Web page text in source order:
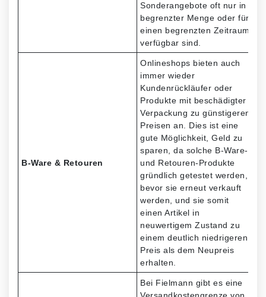
Sonderangebote oft nur in
begrenzter Menge oder für
einen begrenzten Zeitraum
verfügbar sind.
B-Ware & Retouren
Onlineshops bieten auch
immer wieder
Kundenrückläufer oder
Produkte mit beschädigter
Verpackung zu günstigeren
Preisen an. Dies ist eine
gute Möglichkeit, Geld zu
sparen, da solche B-Ware-
und Retouren-Produkte
gründlich getestet werden,
bevor sie erneut verkauft
werden, und sie somit
einen Artikel in
neuwertigem Zustand zu
einem deutlich niedrigeren
Preis als dem Neupreis
erhalten.
Bei Fielmann gibt es eine